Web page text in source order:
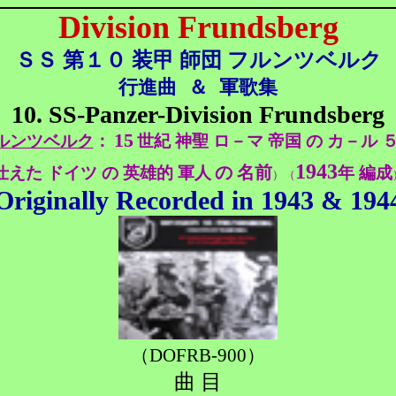
Division Frundsberg
ＳＳ 第１０ 装甲 師団 フルンツベルク
行進曲 ＆ 軍歌集
10. SS-Panzer-Division Frundsberg
ンツベルク ： 15 世紀 神聖 ロ－マ 帝国 の カ－ル
えた ドイツ の 英雄的 軍人 の 名前） （ 1943年 編成
Recorded in 1943 &
（DOFRB-900）
曲 目